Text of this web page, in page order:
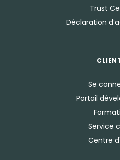
Trust
Déclaration
Se
Portail
Service
Centre